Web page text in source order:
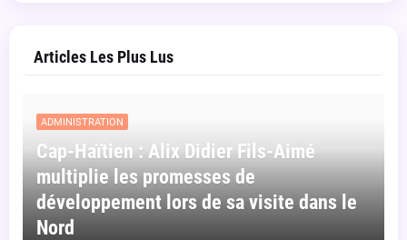
Articles Les Plus Lus
ADMINISTRATION
Cap-Haïtien : Alix Didier Fils-Aimé
multiplie les promesses de
développement lors de sa visite dans le
Nord